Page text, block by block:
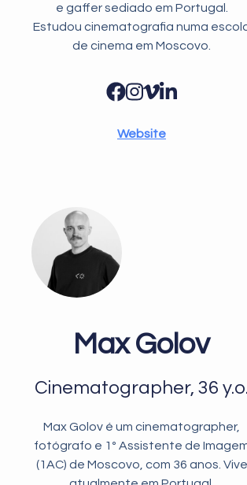
e gaffer sediado em Portugal.
Estudou cinematografia numa
de cinema em Moscovo.
Website
Max Golov
Cinematographer, 36 y.o.
Max Golov é um cinematographer,
fotógrafo e 1º Assistente de
(1AC) de Moscovo, com 36 anos. Vive